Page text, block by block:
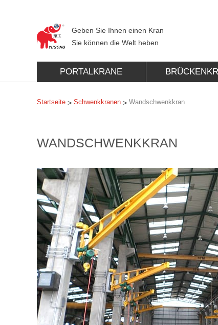
Geben Sie Ihnen einen Kran
Sie können die Welt heben
PORTALKRANE
Startseite > Schwenkkranen > Wandschwenkkran
WANDSCHWENKKRAN